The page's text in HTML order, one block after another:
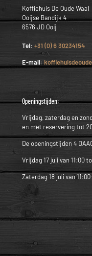
Koffiehuis De Oude Waal
Ooijse Bandijk 4
6576 JD Ooij
Tel: +31 (0) 6 30234154
E-mail:
Openingstijden:
Vrijdag, zaterdag en
en met reservering tot
De openingstijden 4
Vrijdag 17 juli van 11:00
Zaterdag 18 juli van